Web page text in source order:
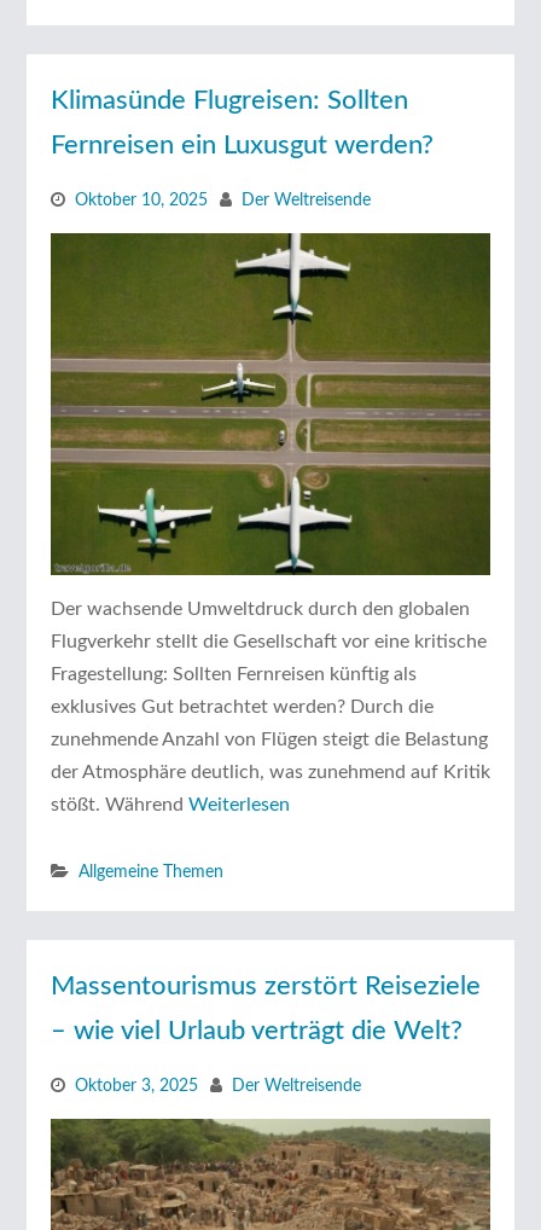
Klimasünde Flugreisen: Sollten
Fernreisen ein Luxusgut werden?
Oktober 10, 2025 Der Weltreisende
Der wachsende Umweltdruck durch den globalen
Flugverkehr stellt die Gesellschaft vor eine kritische
Fragestellung: Sollten Fernreisen künftig als
exklusives Gut betrachtet werden? Durch die
zunehmende Anzahl von Flügen steigt die Belastung
der Atmosphäre deutlich, was zunehmend auf Kritik
stößt. Während Weiterlesen
Allgemeine Themen
Massentourismus zerstört Reiseziele
– wie viel Urlaub verträgt die Welt?
Oktober 3, 2025 Der Weltreisende